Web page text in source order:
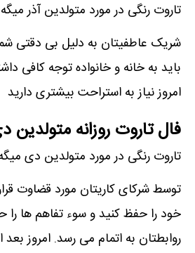
تاروت رنگی در مورد متولدین آذر
شریک عاطفیتان به دلیل بی دقتی
باید به خانه و خانواده توجه کافی
امروز نیاز به استراحت بیشتری دارید
فال تاروت روزانه متولدین
تاروت رنگی در مورد متولدین دی
توسط شرکای کاریتان مورد قضاوت
خود را حفظ کنید و سوء تفاهم ها را
روابطتان به اتمام می رسد. امروز